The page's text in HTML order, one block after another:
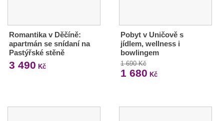
Romantika v Děčíně:
apartmán se snídaní na
Pastýřské stěně
3 490 Kč
Pobyt v Uničově s
jídlem, wellness i
bowlingem
1 690 Kč
1 680 Kč